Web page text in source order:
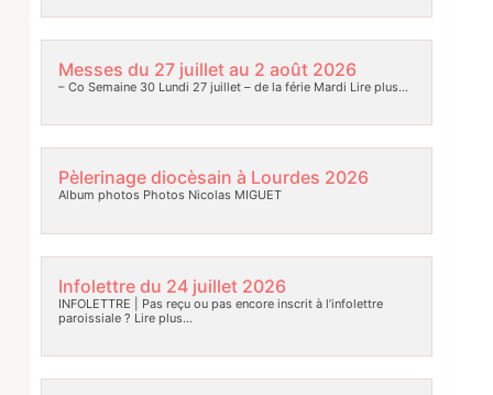
Messes du 27 juillet au 2 août 2026
– Co Semaine 30 Lundi 27 juillet – de la férie Mardi Lire plus…
Pèlerinage diocèsain à Lourdes 2026
Album photos Photos Nicolas MIGUET
Infolettre du 24 juillet 2026
INFOLETTRE | Pas reçu ou pas encore inscrit à l’infolettre
paroissiale ? Lire plus…